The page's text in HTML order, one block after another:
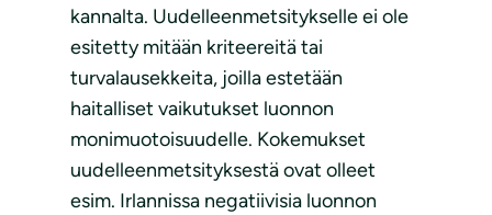
kannalta. Uudelleenmetsitykselle ei ole
esitetty mitään kriteereitä tai
turvalausekkeita, joilla estetään
haitalliset vaikutukset luonnon
monimuotoisuudelle. Kokemukset
uudelleenmetsityksestä ovat olleet
esim. Irlannissa negatiivisia luonnon